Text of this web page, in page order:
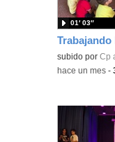
Contenido
subido porCp
01′ 03″
-hace un mes -